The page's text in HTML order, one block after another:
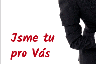
Jsme tu
pro Vás